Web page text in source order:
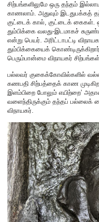
சிற்பங்களிலுமே ஒரு தந்தம்
காணலாம். அதுவும் இடதுபக்கத்
குட்டைக் கால், குட்டைக் கைகள்.
தும்பிக்கை வலது-இடமாகச்
என்று பெயர். அரிட்டாபட்டி
தும்பிக்கையைக்
பெரும்பான்மை விநாயகர்
பல்லவர் குகைக்கோவில்களில்
கணபதி சிற்பத்தைக் காண
இளம்பிறை போலும் எயிற்றை’
வளைந்திருக்கும் தந்தப் பல்லைக்
விநாயகர்.